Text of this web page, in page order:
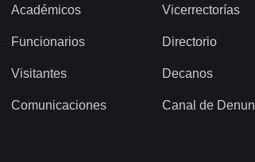
Académicos
Funcionarios
Visitantes
Comunicaciones
Vicerrectorías
Directorio
Decanos
Canal de